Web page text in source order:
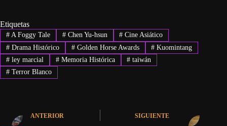
Etiquetas
#A Foggy Tale #Chen Yu-hsun # Cine Asiático
#Drama Histórico #Golden Horse Awards # Kuomintang
#ley marcial #Memoria Histórica # taiwán
#Terror Blanco
ANTERIOR SIGUIENTE